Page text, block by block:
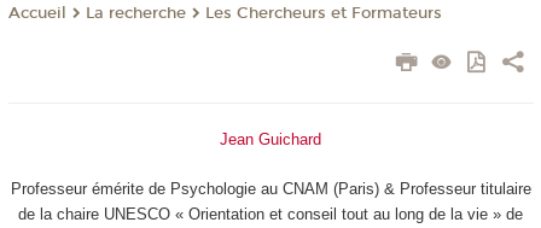
Accueil La recherche Les Chercheurs et Formateurs
Jean Guichard
Professeur émérite de Psychologie au CNAM (Paris) & Professeur titulaire
de la chaire UNESCO « Orientation et conseil tout au long de la vie » de